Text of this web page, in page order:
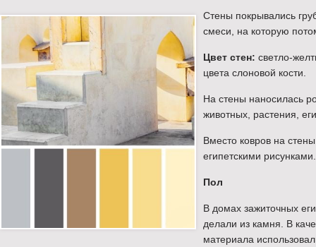
Стены покрывались
смеси, на которую
Цвет стен: светло-
цвета слоновой кости.
На стены наносилась
животных, растения,
Вместо ковров на
египетскими рисунками.
Пол
В домах зажиточных
делали из камня. В
материала